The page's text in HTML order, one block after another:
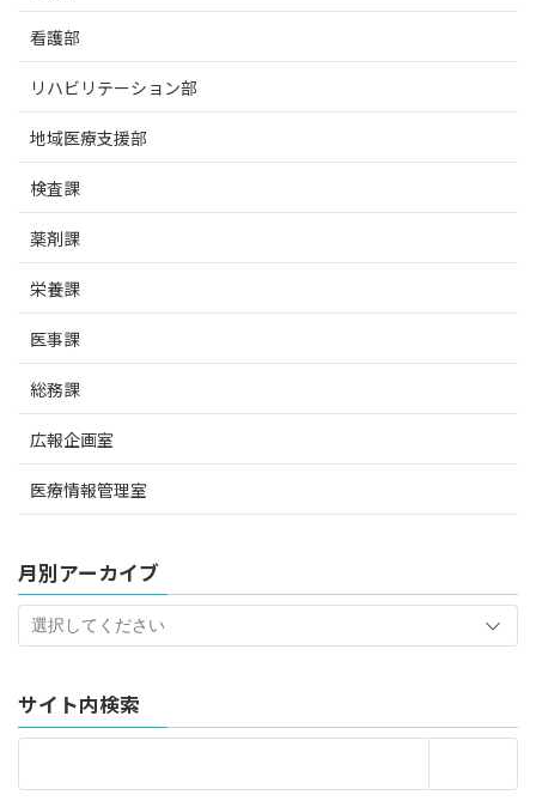
看護部
リハビリテーション部
地域医療支援部
検査課
薬剤課
栄養課
医事課
総務課
広報企画室
医療情報管理室
月別アーカイブ
サイト内検索